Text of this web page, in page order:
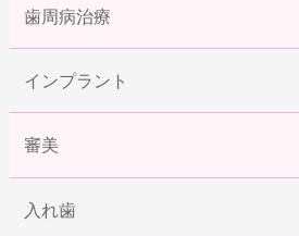
歯周病治療
インプラント
審美
入れ歯